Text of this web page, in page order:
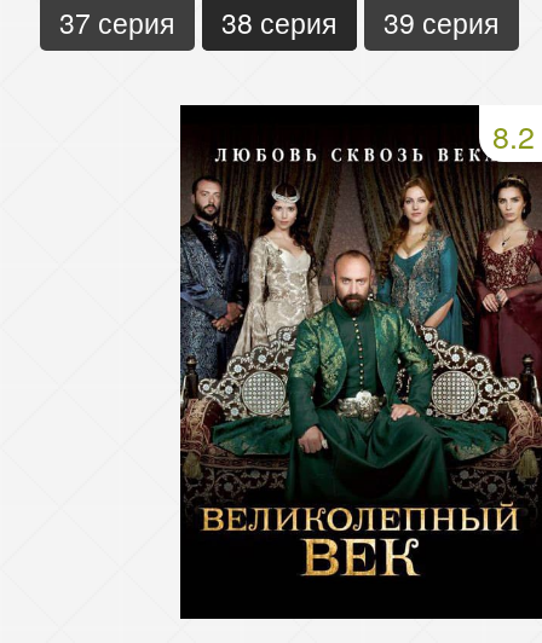
37 серия
38 серия 39 серия
8.2